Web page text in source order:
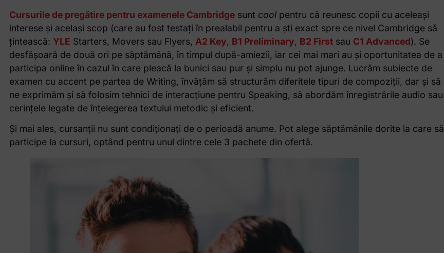
Cursurile de pregătire pentru examenele Cambridgesunt cool pentru că reunesc copii cu aceleași
interese și același scop (care au fost testați în prealabil pentru a ști exact spre ce nivel Cambridge să
țintească: YLE Starters, Movers sau Flyers, A2 Key, B1 Preliminary, B2 Firstsau C1 Advanced). Se
desfășoară de două ori pe săptămână, în timpul după-amiezii, iar cei mai mari au și oportunitatea de a
participa online în cazul în care pleacă la bunici sau pur și simplu nu pot ajunge. Lucrăm subiecte de
examen cu accent pe partea de Writing, învățăm să structurăm diferitele tipuri de compoziții, dar și să
ne exprimăm și să folosim tehnici de interacțiune pentru Speaking, să abordăm înregistrările audio sau
cerințele legate de înțelegerea textului metodic și eficient.
Și mai ales, cursanții nu sunt condiționați de o perioadă anume. Pot alege săptămânile dorite la care să
participe la cursuri, optând pentru unul dintre cele 3 pachete din ofertă.